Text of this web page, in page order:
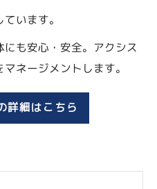
います。
も安心・安全。アクシス
ネージメントします。
詳細はこちら